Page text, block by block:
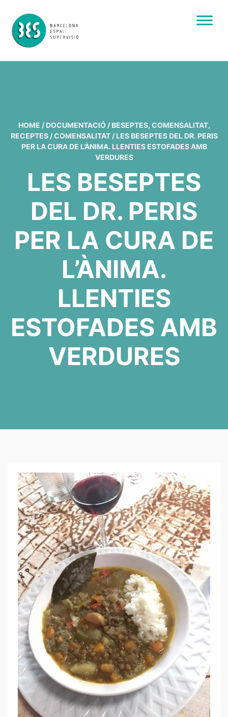
HOME / DOCUMENTACIÓ / BESEPTES, COMENSALITAT,
RECEPTES / COMENSALITAT / LES BESEPTES DEL DR. PERIS
PER LA CURA DE L’ÀNIMA. LLENTIES ESTOFADES AMB
VERDURES
LES BESEPTES
DEL DR. PERIS
PER LA CURA DE
L’ÀNIMA.
LLENTIES
ESTOFADES AMB
VERDURES